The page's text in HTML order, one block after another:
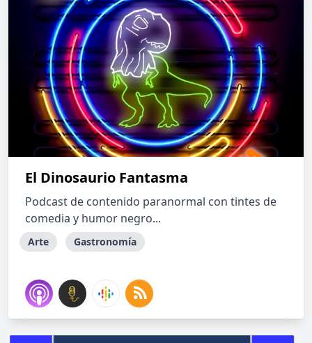
El Dinosaurio Fantasma
Podcast de contenido paranormal con tintes de
comedia y humor negro...
Arte Gastronomía